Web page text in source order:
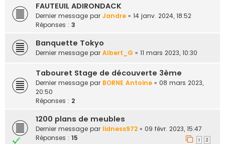
FAUTEUIL ADIRONDACK
Dernier message par Jandre « 14 janv. 2024, 18:52
Réponses : 3
Banquette Tokyo
Dernier message par Albert_G « 11 mars 2023, 10:30
Tabouret Stage de découverte 3ème
Dernier message par BORNE Antoine « 08 mars 2023,
20:50
Réponses : 2
1200 plans de meubles
Dernier message par lidness972 « 09 févr. 2023, 15:47
Réponses : 15 1 2